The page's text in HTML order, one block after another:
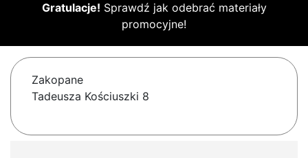
Gratulacje! Sprawdź jak odebrać materiały
promocyjne!
Zakopane
Tadeusza Kościuszki 8